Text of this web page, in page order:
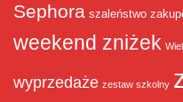
Sephora szaleństwo
weekend zniżek
wyprzedaże zestaw szkolny